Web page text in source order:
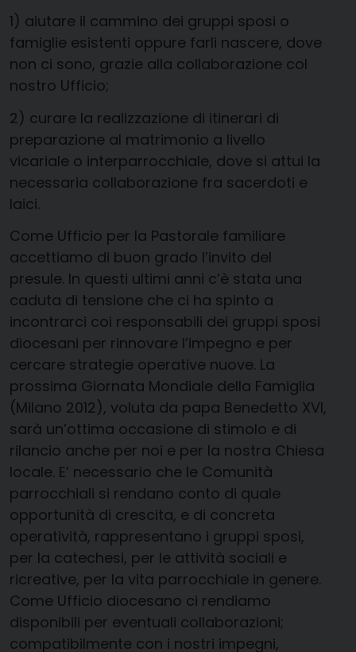
1) aiutare il cammino dei gruppi sposi o
famiglie esistenti oppure farli nascere, dove
non ci sono, grazie alla collaborazione col
nostro Ufficio;
2) curare la realizzazione di itinerari di
preparazione al matrimonio a livello
vicariale o interparrocchiale, dove si attui la
necessaria collaborazione fra sacerdoti e
laici.
Come Ufficio per la Pastorale familiare
accettiamo di buon grado l’invito del
presule. In questi ultimi anni c’è stata una
caduta di tensione che ci ha spinto a
incontrarci coi responsabili dei gruppi sposi
diocesani per rinnovare l’impegno e per
cercare strategie operative nuove. La
prossima Giornata Mondiale della Famiglia
(Milano 2012), voluta da papa Benedetto XVI,
sarà un’ottima occasione di stimolo e di
rilancio anche per noi e per la nostra Chiesa
locale. E’ necessario che le Comunità
parrocchiali si rendano conto di quale
opportunità di crescita, e di concreta
operatività, rappresentano i gruppi sposi,
per la catechesi, per le attività sociali e
ricreative, per la vita parrocchiale in genere.
Come Ufficio diocesano ci rendiamo
disponibili per eventuali collaborazioni;
compatibilmente con i nostri impegni,